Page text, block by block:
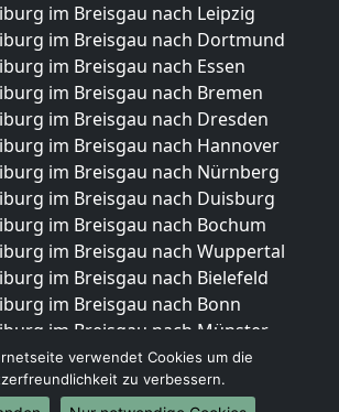
im Breisgau nach Leipzig
im Breisgau nach Dortmund
im Breisgau nach Essen
im Breisgau nach Bremen
im Breisgau nach Dresden
im Breisgau nach Hannover
im Breisgau nach Nürnberg
im Breisgau nach Duisburg
im Breisgau nach Bochum
im Breisgau nach Wuppertal
im Breisgau nach Bielefeld
im Breisgau nach Bonn
im Breisgau nach Münster
Umzüge
verwendet Cookies um die
zu verbessern.